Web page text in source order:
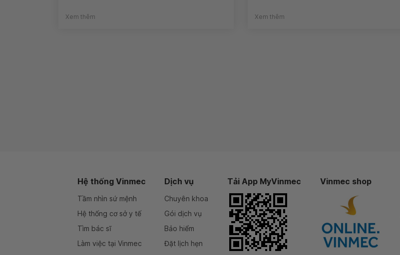
Xem thêm Xem thêm
Hệ thống Vinmec
Tầm nhìn sứ mệnh
Hệ thống cơ sở y tế
Tìm bác sĩ
Làm việc tại Vinmec
Dịch vụ
Chuyên khoa
Gói dịch vụ
Bảo hiểm
Đặt lịch hẹn
Tải App MyVinmec Vinmec shop